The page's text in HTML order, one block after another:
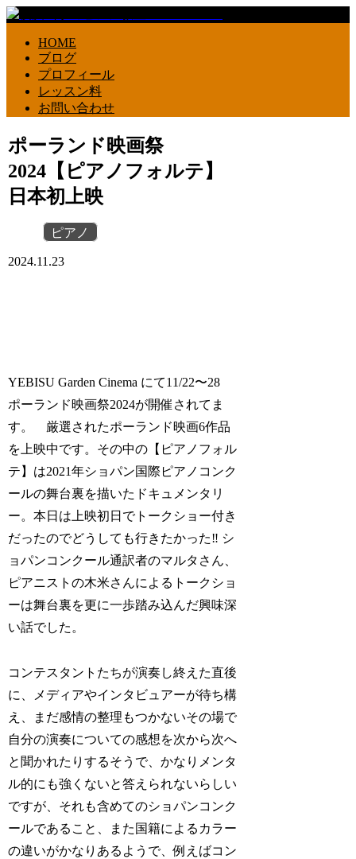
HOME
ブログ
プロフィール
レッスン料
お問い合わせ
ポーランド映画祭
2024【ピアノフォルテ】
日本初上映
ピアノ
2024.11.23
YEBISU Garden Cinema にて11/22〜28
ポーランド映画祭2024が開催されてま
す。 厳選されたポーランド映画6作品
を上映中です。その中の【ピアノフォル
テ】は2021年ショパン国際ピアノコンク
ールの舞台裏を描いたドキュメンタリ
ー。本日は上映初日でトークショー付き
だったのでどうしても行きたかった‼️ シ
ョパンコンクール通訳者のマルタさん、
ピアニストの木米さんによるトークショ
ーは舞台裏を更に一歩踏み込んだ興味深
い話でした。
コンテスタントたちが演奏し終えた直後
に、メディアやインタビュアーが待ち構
え、まだ感情の整理もつかないその場で
自分の演奏についての感想を次から次へ
と聞かれたりするそうで、かなりメンタ
ル的にも強くないと答えられないらしい
ですが、それも含めてのショパンコンク
ールであること、また国籍によるカラー
の違いがかなりあるようで、例えばコン